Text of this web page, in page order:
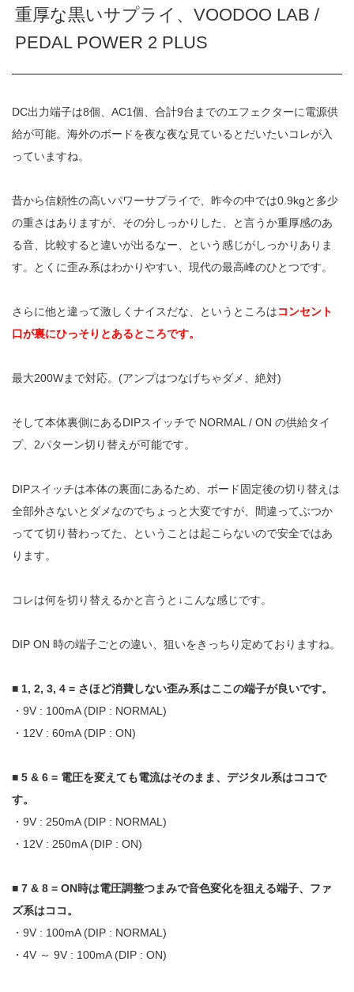
重厚な黒いサプライ、VOODOO LAB /
PEDAL POWER 2 PLUS
DC出力端子は8個、AC1個、合計9台までのエフェクターに電源供
給が可能。海外のボードを夜な夜な見ているとだいたいコレが入
っていますね。
昔から信頼性の高いパワーサプライで、昨今の中では0.9kgと多少
の重さはありますが、その分しっかりした、と言うか重厚感のあ
る音、比較すると違いが出るなー、という感じがしっかりありま
す。とくに歪み系はわかりやすい、現代の最高峰のひとつです。
さらに他と違って激しくナイスだな、というところはコンセント
口が裏にひっそりとあるところです。
最大200Wまで対応。(アンプはつなげちゃダメ、絶対)
そして本体裏側にあるDIPスイッチで NORMAL / ON の供給タイ
プ、2パターン切り替えが可能です。
DIPスイッチは本体の裏面にあるため、ボード固定後の切り替えは
全部外さないとダメなのでちょっと大変ですが、間違ってぶつか
ってて切り替わってた、ということは起こらないので安全ではあ
ります。
コレは何を切り替えるかと言うと↓こんな感じです。
DIP ON 時の端子ごとの違い、狙いをきっちり定めておりますね。
■ 1, 2, 3, 4 = さほど消費しない歪み系はここの端子が良いです。
・9V : 100mA (DIP : NORMAL)
・12V : 60mA (DIP : ON)
■ 5 & 6 = 電圧を変えても電流はそのまま、デジタル系はココで
す。
・9V : 250mA (DIP : NORMAL)
・12V : 250mA (DIP : ON)
■ 7 & 8 = ON時は電圧調整つまみで音色変化を狙える端子、ファ
ズ系はココ。
・9V : 100mA (DIP : NORMAL)
・4V ～ 9V : 100mA (DIP : ON)